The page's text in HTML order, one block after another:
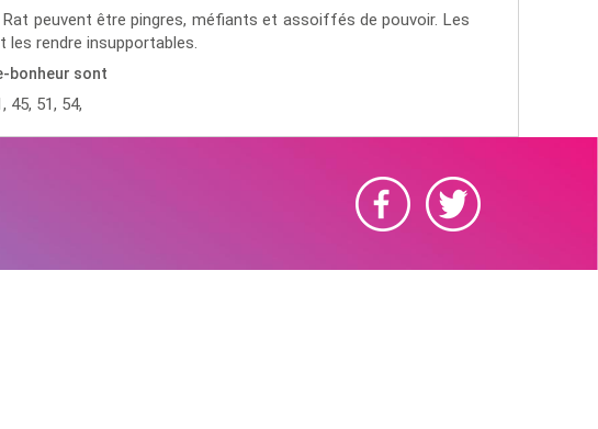
peuvent être pingres, méfiants et assoiffés de pouvoir. Les
les rendre insupportables.
bonheur sont
45, 51, 54,